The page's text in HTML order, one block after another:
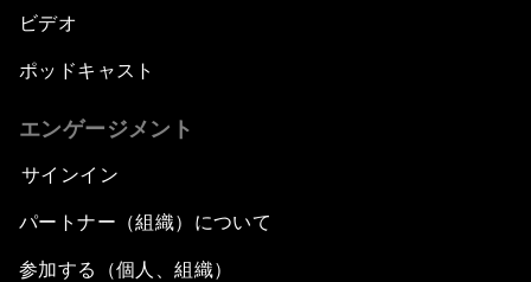
ビデオ
ポッドキャスト
エンゲージメント
サインイン
パートナー（組織）について
参加する（個人、組織）